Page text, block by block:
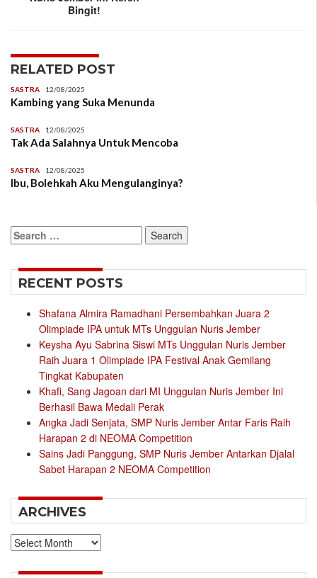
Bingit!
RELATED POST
SASTRA 12/08/2025
Kambing yang Suka Menunda
SASTRA 12/08/2025
Tak Ada Salahnya Untuk Mencoba
SASTRA 12/08/2025
Ibu, Bolehkah Aku Mengulanginya?
Search
for:
RECENT POSTS
Shafana Almira Ramadhani Persembahkan Juara 2
Olimpiade IPA untuk MTs Unggulan Nuris Jember
Keysha Ayu Sabrina Siswi MTs Unggulan Nuris Jember
Raih Juara 1 Olimpiade IPA Festival Anak Gemilang
Tingkat Kabupaten
Khafi, Sang Jagoan dari MI Unggulan Nuris Jember Ini
Berhasil Bawa Medali Perak
Angka Jadi Senjata, SMP Nuris Jember Antar Faris Raih
Harapan 2 di NEOMA Competition
Sains Jadi Panggung, SMP Nuris Jember Antarkan Djalal
Sabet Harapan 2 NEOMA Competition
ARCHIVES
Archives